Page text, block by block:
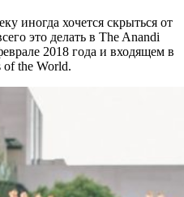
иногда хочется скрыться от
это делать в The Anandi
2018 года и входящем в
the World.